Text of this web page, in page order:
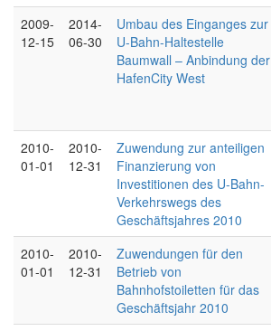
2009-
12-15
2014-
06-30
Umbau des Einganges zur
U-Bahn-Haltestelle
Baumwall – Anbindung der
HafenCity West
2010-
01-01
2010-
12-31
Zuwendung zur anteiligen
Finanzierung von
Investitionen des U-Bahn-
Verkehrswegs des
Geschäftsjahres 2010
2010-
01-01
2010-
12-31
Zuwendungen für den
Betrieb von
Bahnhofstoiletten für das
Geschäftsjahr 2010